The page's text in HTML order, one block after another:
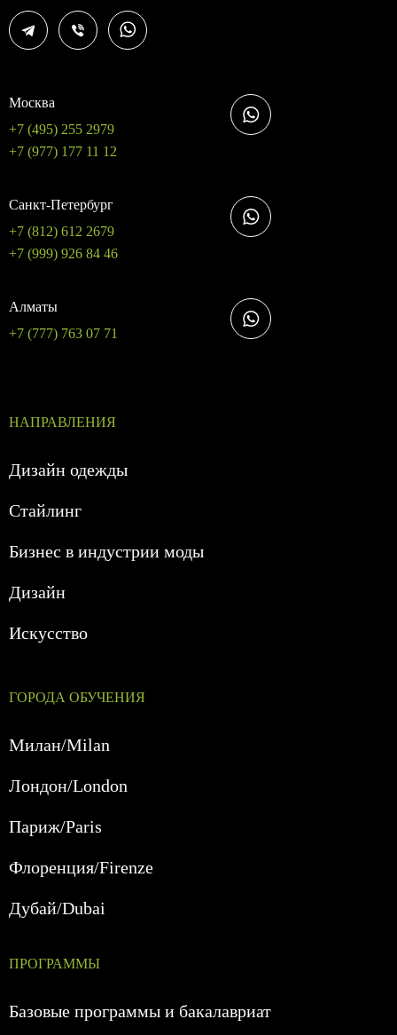
Москва
+7 (495) 255 2979
+7 (977) 177 11 12
Санкт-Петербург
+7 (812) 612 2679
+7 (999) 926 84 46
Алматы
+7 (777) 763 07 71
НАПРАВЛЕНИЯ
Дизайн одежды
Стайлинг
Бизнес в индустрии моды
Дизайн
Искусство
ГОРОДА ОБУЧЕНИЯ
Милан/Milan
Лондон/London
Париж/Paris
Флоренция/Firenze
Дубай/Dubai
ПРОГРАММЫ
Базовые программы и бакалавриат